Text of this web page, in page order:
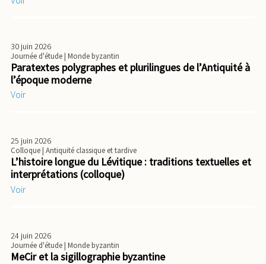
30 juin 2026
Journée d'étude| Monde byzantin
Paratextes polygraphes et plurilingues de l’Antiquité à
l’époque moderne
Voir
25 juin 2026
Colloque| Antiquité classique et tardive
L’histoire longue du Lévitique : traditions textuelles et
interprétations (colloque)
Voir
24 juin 2026
Journée d'étude| Monde byzantin
MeCir et la sigillographie byzantine